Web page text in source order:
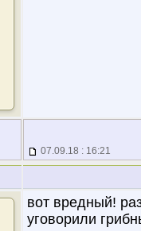
07.09.18 : 16:21
вот вредный!
уговорили